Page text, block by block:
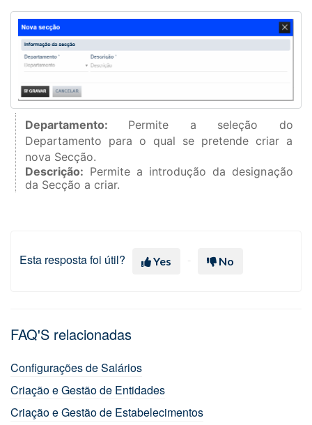
Departamento: Permite a seleção do
Departamento para o qual se pretende criar a
nova Secção.
Descrição: Permite a introdução da designação
da Secção a criar.
Esta resposta foi útil? Yes No
FAQ'S relacionadas
Configurações de Salários
Criação e Gestão de Entidades
Criação e Gestão de Estabelecimentos